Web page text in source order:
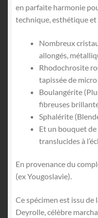
en parfaite harmonie
technique, esthétique
Nombreux
allongés,
Rhodochrosite
tapissée de
Boulangérite
fibreuses
Sphalérite
Et un bouquet de
translucides à
En provenance du
(ex Yougoslavie).
Ce spécimen est issu
Deyrolle, célèbre